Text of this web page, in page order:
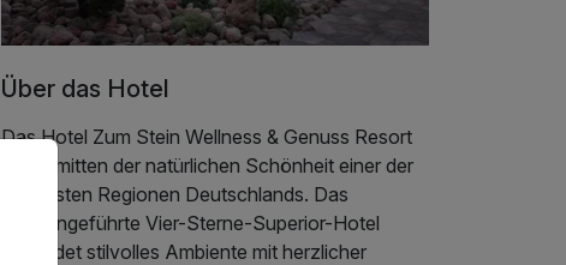
Über das Hotel
Das Hotel Zum Stein Wellness & Genuss Resort
liegt inmitten der natürlichen Schönheit einer der
schönsten Regionen Deutschlands. Das
familiengeführte Vier-Sterne-Superior-Hotel
verbindet stilvolles Ambiente mit herzlicher